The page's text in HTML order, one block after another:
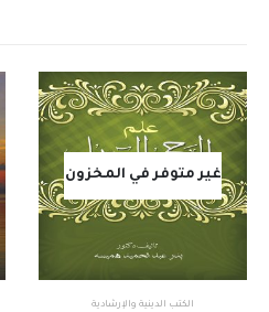
غير متوفر في المخزون
الكتب الدينية والإرشادية